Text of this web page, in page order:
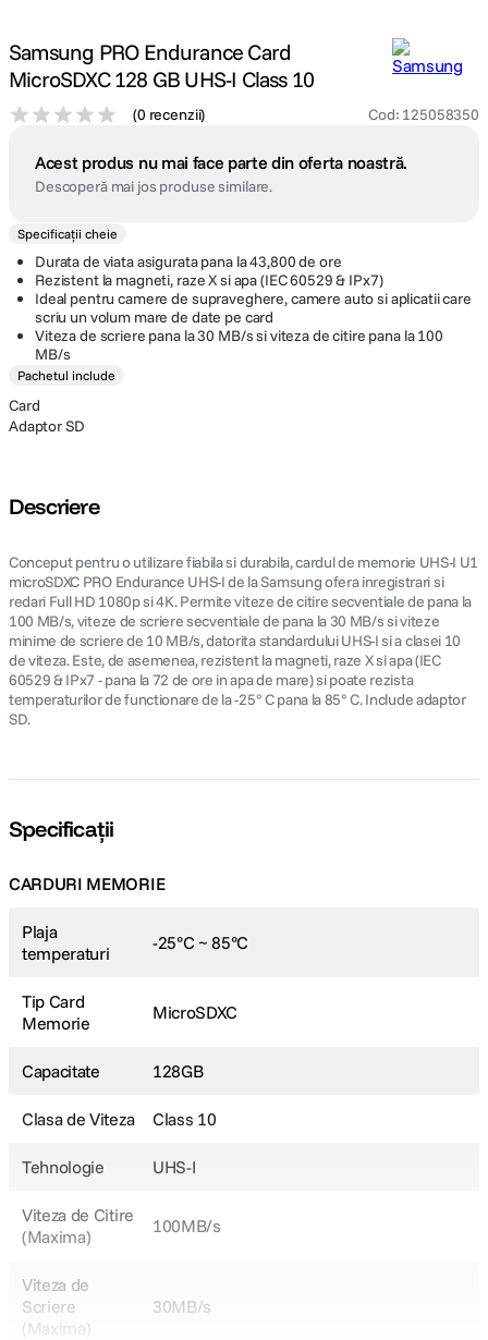
Samsung PRO Endurance Card
MicroSDXC 128 GB UHS-I Class 10
(0 recenzii) Cod: 125058350
Acest produs nu mai face parte din oferta noastră.
Descoperă mai jos produse similare.
Specificații cheie
Durata de viata asigurata pana la 43,800 de ore
Rezistent la magneti, raze X si apa (IEC 60529 & IPx7)
Ideal pentru camere de supraveghere, camere auto si aplicatii care
scriu un volum mare de date pe card
Viteza de scriere pana la 30 MB/s si viteza de citire pana la 100
MB/s
Pachetul include
Card
Adaptor SD
Descriere
Conceput pentru o utilizare fiabila si durabila, cardul de memorie UHS-I U1
microSDXC PRO Endurance UHS-I de la Samsung ofera inregistrari si
redari Full HD 1080p si 4K. Permite viteze de citire secventiale de pana la
100 MB/s, viteze de scriere secventiale de pana la 30 MB/s si viteze
minime de scriere de 10 MB/s, datorita standardului UHS-I si a clasei 10
de viteza. Este, de asemenea, rezistent la magneti, raze X si apa (IEC
60529 & IPx7 - pana la 72 de ore in apa de mare) si poate rezista
temperaturilor de functionare de la -25° C pana la 85° C. Include adaptor
SD.
Specificații
CARDURI MEMORIE
Plaja
temperaturi
-25°C ~ 85°C
Tip Card
Memorie
MicroSDXC
Capacitate 128GB
Clasa de Viteza Class 10
Tehnologie UHS-I
Viteza de Citire
(Maxima)
100MB/s
Viteza de
Scriere
(Maxima)
30MB/s